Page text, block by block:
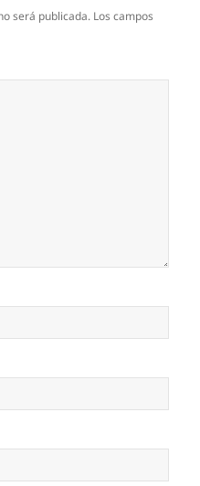
será publicada. Los campos